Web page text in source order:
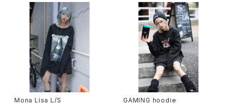
Mona Lisa L/S GAMING hoodie